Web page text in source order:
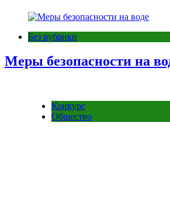
Без рубрики
Меры безопасности на
Конкурс
Общество